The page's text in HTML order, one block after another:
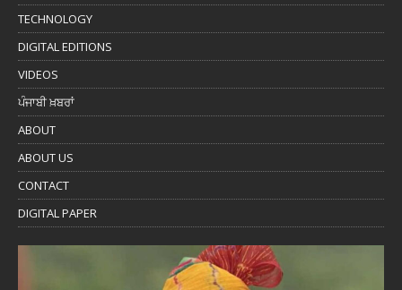
TECHNOLOGY
DIGITAL EDITIONS
VIDEOS
ਪੰਜਾਬੀ ਖ਼ਬਰਾਂ
ABOUT
ABOUT US
CONTACT
DIGITAL PAPER